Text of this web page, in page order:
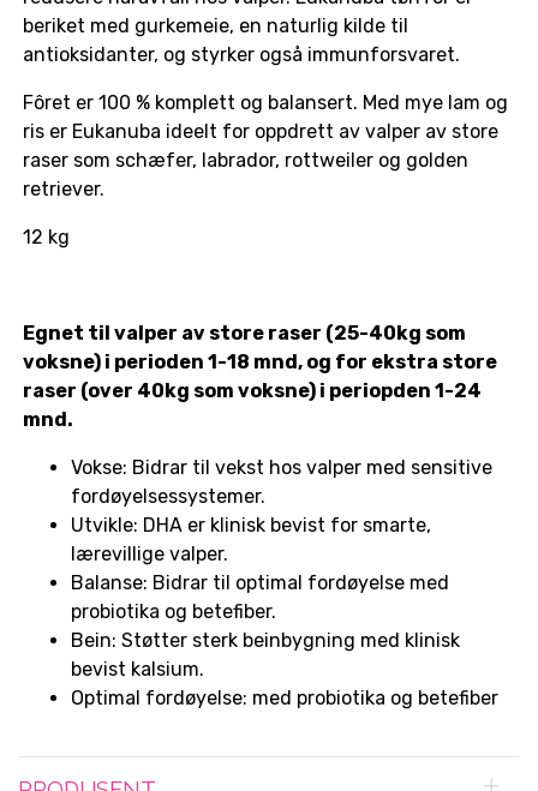
beriket med gurkemeie, en naturlig kilde til
antioksidanter, og styrker også immunforsvaret.
Fôret er 100 % komplett og balansert. Med mye lam og
ris er Eukanuba ideelt for oppdrett av valper av store
raser som schæfer, labrador, rottweiler og golden
retriever.
12 kg
Egnet til valper av store raser (25-40kg som
voksne) i perioden 1-18 mnd, og for ekstra store
raser (over 40kg som voksne) i periopden 1-24
mnd.
Vokse: Bidrar til vekst hos valper med sensitive
fordøyelsessystemer.
Utvikle: DHA er klinisk bevist for smarte,
lærevillige valper.
Balanse: Bidrar til optimal fordøyelse med
probiotika og betefiber.
Bein: Støtter sterk beinbygning med klinisk
bevist kalsium.
Optimal fordøyelse: med probiotika og betefiber